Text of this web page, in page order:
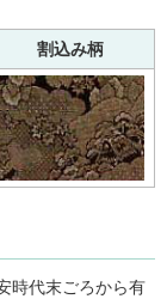
割込み柄
時代末ごろから有